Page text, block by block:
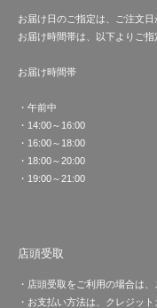
お届け日のご指定は、ご注文日
お届け時間帯は、以下よりご指
お届け時間帯
・午前中
・14:00～16:00
・16:00～18:00
・18:00～20:00
・19:00～21:00
店頭受取
・店頭受取をご利用の場合は
・お支払い方法は、クレジッ